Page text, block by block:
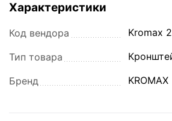
Характеристики
Код вендора Kromax
Тип товара
Бренд KROMAX